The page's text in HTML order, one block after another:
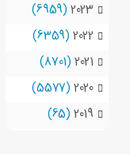
2023
(6959)
2022
(6359)
2021
(8701)
2020
(5577)
2019
(65)